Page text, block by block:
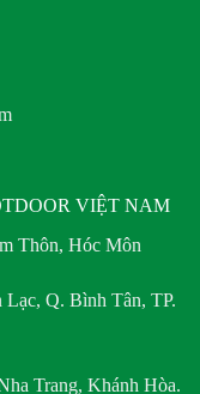
VIỆT NAM
Thôn, Hóc Môn
Q. Bình Tân, TP.
Trang, Khánh Hòa.